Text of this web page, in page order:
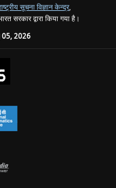
सूचना विज्ञान केन्द्र,
सरकार द्वारा किया गया है।
05, 2026